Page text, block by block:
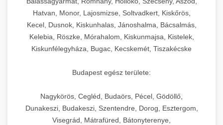
Hatvan, Monor, Lajosmizse, Soltvadkert, Kiskőrös,
Kecel, Dusnok, Kiskunhalas, Jánoshalma, Bácsalmás,
Kelebia, Röszke, Mórahalom, Kiskunmajsa, Kistelek,
Kiskunfélegyháza, Bugac, Kecskemét, Tiszakécske
Budapest egész területe:
Nagykörös, Cegléd, Budaörs, Pécel, Gödöllő,
Dunakeszi, Budakeszi, Szentendre, Dorog, Esztergom,
Visegrád, Mátrafüred, Bátonyterenye,